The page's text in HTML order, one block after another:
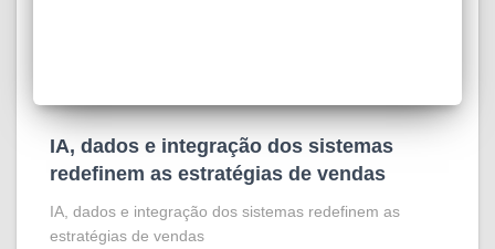
IA, dados e integração dos sistemas
redefinem as estratégias de vendas
IA, dados e integração dos sistemas redefinem as
estratégias de vendas